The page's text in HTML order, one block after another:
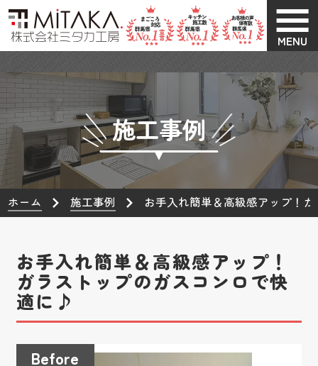
MENU
施工事例
ホーム 施工事例 お手入れ簡単＆高級感アップ！
お手入れ簡単＆高級感アップ！
ガラストップのガスコンロで快
適に♪